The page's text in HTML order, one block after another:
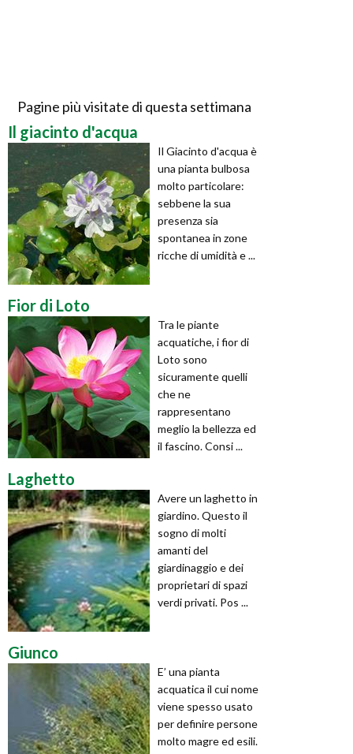
Pagine più visitate di questa settimana
Il giacinto d'acqua
Il Giacinto d'acqua è
una pianta bulbosa
molto particolare:
sebbene la sua
presenza sia
spontanea in zone
ricche di umidità e ...
Fior di Loto
Tra le piante
acquatiche, i fior di
Loto sono
sicuramente quelli
che ne
rappresentano
meglio la bellezza ed
il fascino. Consi ...
Laghetto
Avere un laghetto in
giardino. Questo il
sogno di molti
amanti del
giardinaggio e dei
proprietari di spazi
verdi privati. Pos ...
Giunco
E’ una pianta
acquatica il cui nome
viene spesso usato
per definire persone
molto magre ed esili.